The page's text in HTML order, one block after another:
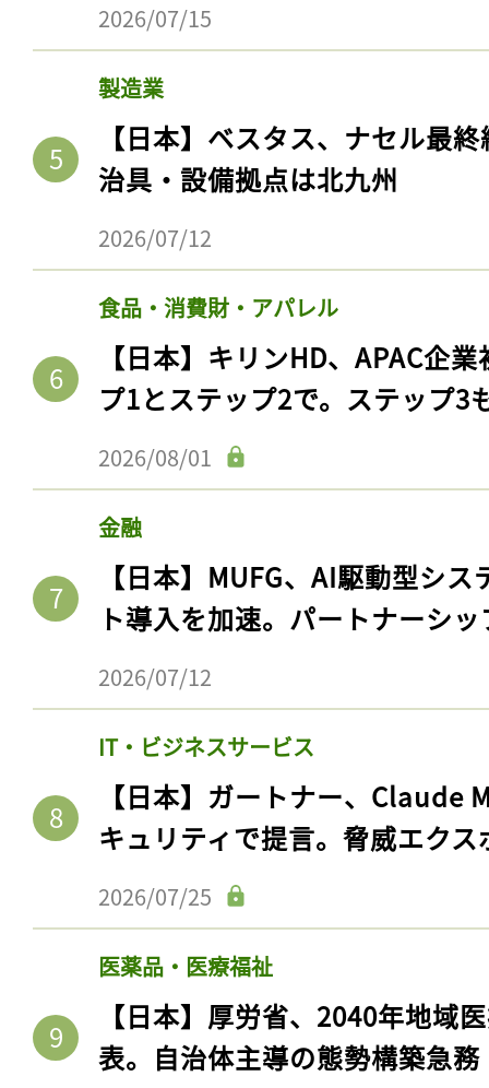
2026/07/15
製造業
【日本】ベスタス、ナセル最
治具・設備拠点は北九州
2026/07/12
食品・消費財・アパレル
【日本】キリンHD、APAC企
プ1とステップ2で。ステップ3
2026/08/01
金融
【日本】MUFG、AI駆動型シ
ト導入を加速。パートナーシ
2026/07/12
IT・ビジネスサービス
【日本】ガートナー、Claude
キュリティで提言。脅威エク
2026/07/25
医薬品・医療福祉
【日本】厚労省、2040年地域
表。自治体主導の態勢構築急務